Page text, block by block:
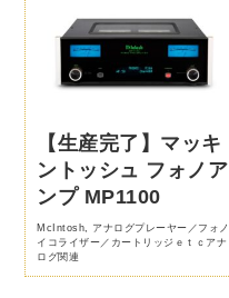
【生産完了】マッキ
ントッシュ フォノア
ンプ MP1100
McIntosh
アナログプレーヤー／フォノ
イコライザー／カートリッジｅｔｃアナ
ログ関連